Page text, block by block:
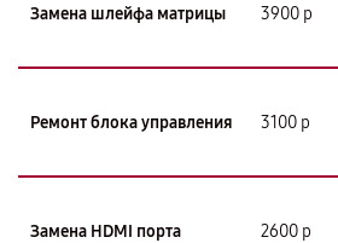
Замена шлейфа матрицы 3900 р
Ремонт блока управления 3100 р
Замена HDMI порта 2600 р